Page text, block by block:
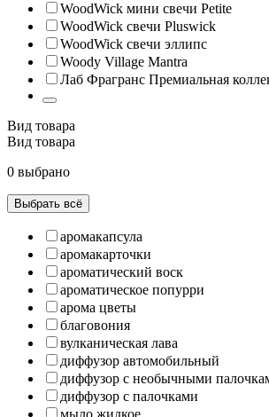
WoodWick мини свечи Petite
WoodWick свечи Pluswick
WoodWick свечи эллипс
Woody Village Mantra
Лаб Фрагранс Премиальная
Вид товара
Вид товара
0 выбрано
Выбрать всё
аромакапсула
аромакарточки
ароматический воск
ароматическое попурри
арома цветы
благовония
вулканическая лава
диффузор автомобильный
диффузор с необычными
диффузор с палочками
мыло жидкое